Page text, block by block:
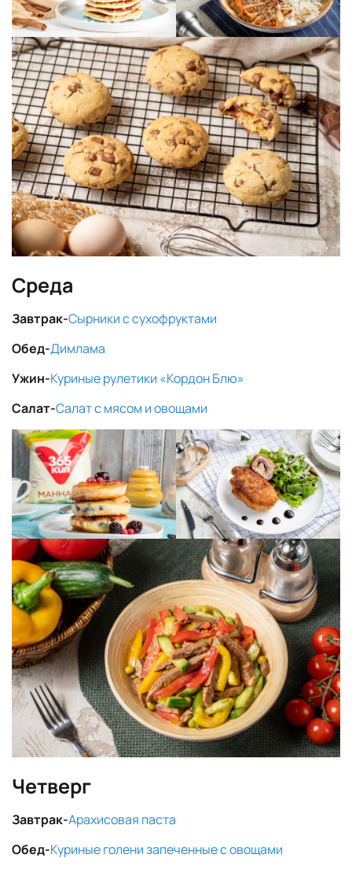
Среда
Завтрак-Сырники с сухофруктами
Обед-Димлама
Ужин-Куриные рулетики «Кордон Блю»
Салат-Салат с мясом и овощами
Четверг
Завтрак-Арахисовая паста
Обед-Куриные голени запеченные с овощами